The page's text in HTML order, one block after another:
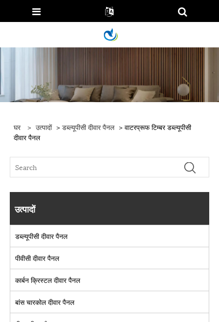
घर > उत्पादों >डब्ल्यूपीसी दीवार पैनल > वाटरप्रूफ टिम्बर डब्ल्यूपीसी
दीवार पैनल
उत्पादों
डब्ल्यूपीसी दीवार पैनल
पीवीसी दीवार पैनल
कार्बन क्रिस्टल दीवार पैनल
बांस चारकोल दीवार पैनल